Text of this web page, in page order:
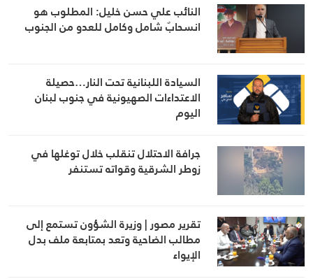
النائب علي حسن خليل: المطلوب هو
انسحابٌ شامل وكامل للعدو من الجنوب
السيادة اللبنانية تحت النار…حصيلة
الاعتداءات الصهيونية في جنوب لبنان
اليوم
جرافة الاحتلال تنقلب خلال توغلها في
زوطر الشرقية وقواته تستنفر
تقرير مصور | وزيرة الشؤون تستمع إلى
مطالب الضاحية وتعد بمتابعة ملف بدل
الإيواء